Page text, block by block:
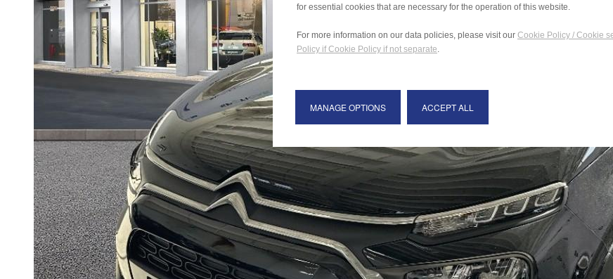
for essential cookies that are necessary for the operation of this website.
For more information on our data policies, please visit our Cookie Policy / Cookie
Policy if Cookie Policy if not separate.
MANAGE OPTIONS ACCEPT ALL